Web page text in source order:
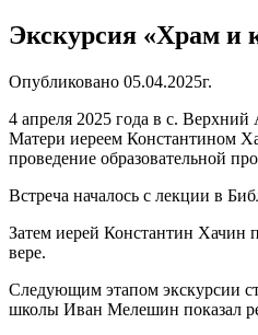
Экскурсия «Храм и
Опубликовано 05.04.2025г.
4 апреля 2025 года в с.
Матери иереем Константином
проведение образовательной
Встреча началось с лекции в
Затем иерей Константин Хачин
вере.
Следующим этапом экскурсии
школы Иван Мелешин показал